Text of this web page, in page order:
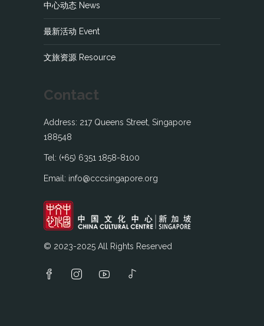
中心动态 News
最新活动 Event
文旅资源 Resource
Contact
Address: 217 Queens Street, Singapore
188548
Tel: (+65) 6351 1858-8100
Email: info@cccsingapore.org
© 2023-2025 All Rights Reserved